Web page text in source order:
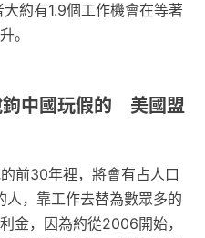
約有1.9個工作機會在等著
。
鉤中國玩假的 美國盟
前30年裡，將會有占人口
，靠工作去替為數眾多的
金，因為約從2006開始，